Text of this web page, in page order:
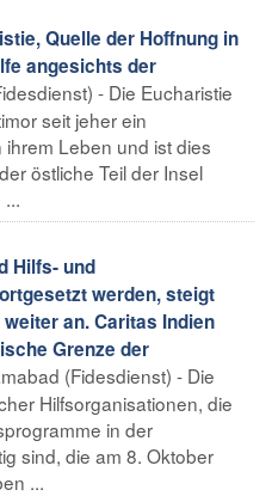
Quelle der Hoffnung in
angesichts der
- Die Eucharistie
seit jeher ein
Leben und ist dies
östliche Teil der Insel
Hilfs- und
werden, steigt
an. Caritas Indien
Grenze der
(Fidesdienst) - Die
Hilfsorganisationen, die
in der
sind, die am 8. Oktober
...